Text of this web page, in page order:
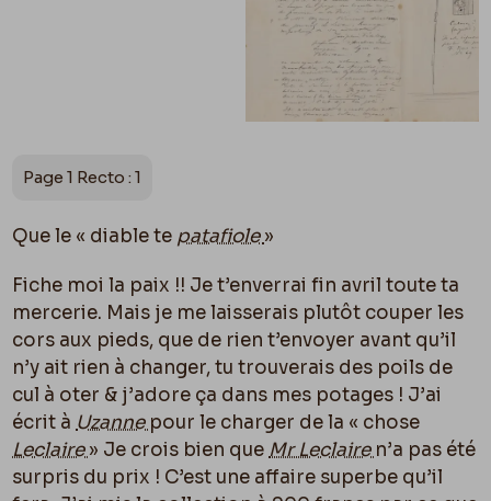
Apostille
vers le 25 mars
Page 1 Recto : 1
Que le « diable te patafiole»
Fiche moi la paix !! Je t’enverrai fin avril toute ta
mercerie. Mais je me laisserais plutôt couper les
cors aux pieds, que de rien t’envoyer avant qu’il
n’y ait rien à changer, tu trouverais des poils de
cul à oter & j’adore ça dans mes potages ! J’ai
écrit à Uzanne pour le charger de la « chose
Leclaire» Je crois bien que Mr Leclaire n’a pas été
surpris du prix ! C’est une affaire superbe qu’il